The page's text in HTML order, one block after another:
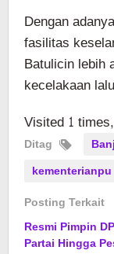
Dengan
fasilitas
Batulicin lebih
kecelakaan
Visited 1
Ditag
kementerianpu
Posting Terkait
Resmi Pimpin
Partai Hingga